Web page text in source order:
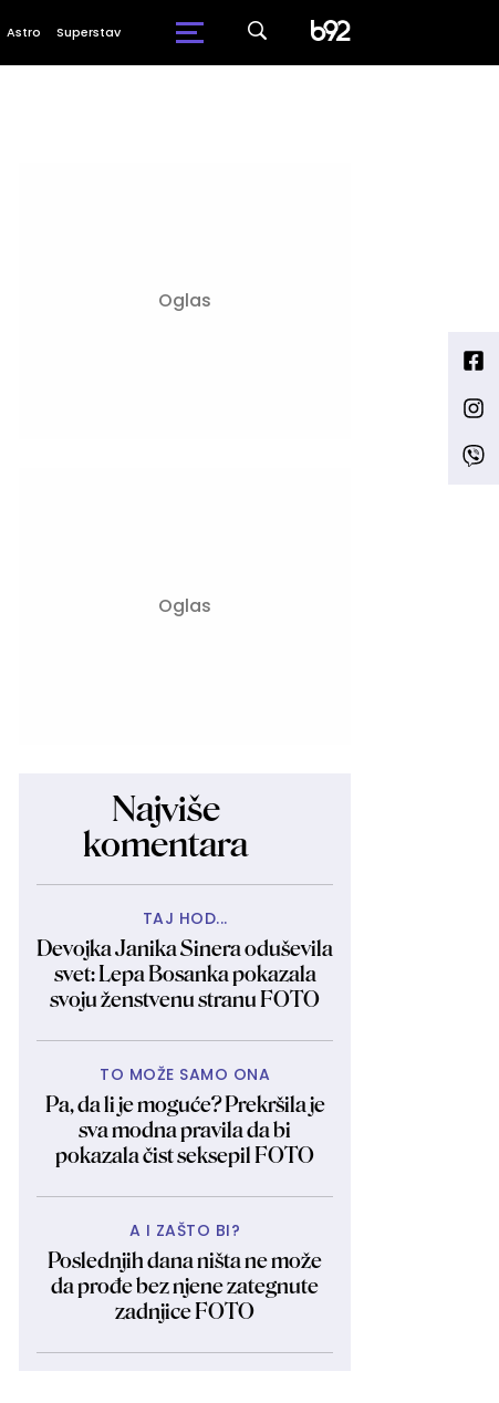
Astro Superstav
Najviše
komentara
TAJ HOD...
Devojka Janika Sinera oduševila
svet: Lepa Bosanka pokazala
svoju ženstvenu stranu FOTO
TO MOŽE SAMO ONA
Pa, da li je moguće? Prekršila je
sva modna pravila da bi
pokazala čist seksepil FOTO
A I ZAŠTO BI?
Poslednjih dana ništa ne može
da prođe bez njene zategnute
zadnjice FOTO